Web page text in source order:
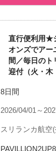
直行便利用★
オンズでアー
間／毎日のト
迎付（火・木
8日間
2026/04/01～
スリランカ航空
PAVILLION2UP8